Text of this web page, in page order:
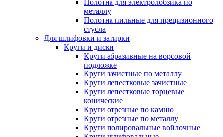
Полотна для электролобзика по
металлу
Полотна пильные для прецизионного
стусла
Для шлифовки и затирки
Круги и диски
Круги абразивные на ворсовой
подложке
Круги зачистные по металлу
Круги лепестковые зачистные
Круги лепестковые торцевые
конические
Круги отрезные по камню
Круги отрезные по металлу
Круги полировальные войлочные